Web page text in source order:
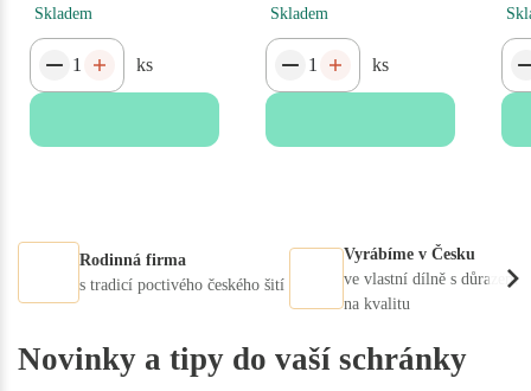
Skladem
ks
Skladem
ks
Rodinná firma
s tradicí poctivého českého šití
Vyrábíme v Česku
ve vlastní dílně s důrazem
na kvalitu
Novinky a tipy do vaší schránky